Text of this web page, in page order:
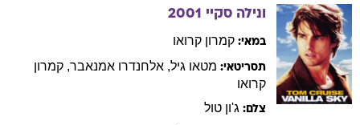
ונילה סקיי 2001
במאי: קמרון קרואו
תסריטאי: מטאו גיל, אלחנדרו אמנאבר, קמרון
קרואו
צלם: ג'ון טול